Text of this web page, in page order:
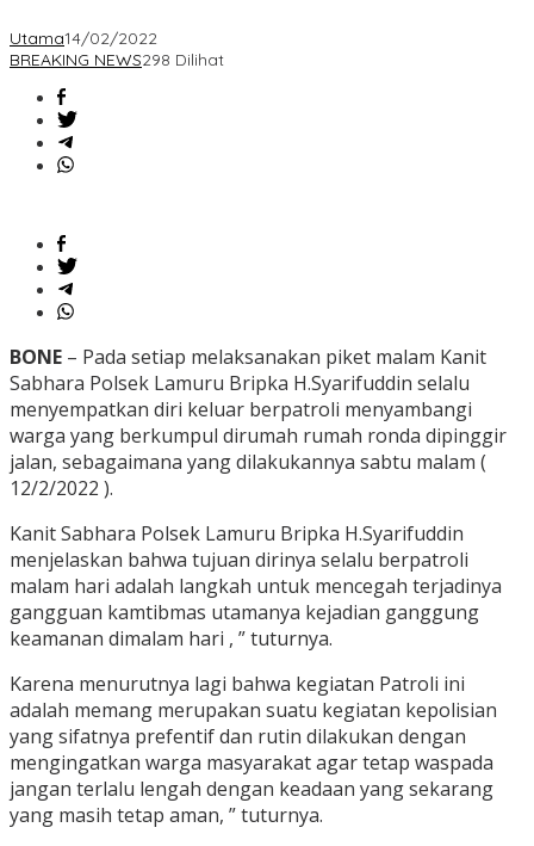
Utama14/02/2022
BREAKING NEWS298 Dilihat
BONE – Pada setiap melaksanakan piket malam Kanit
Sabhara Polsek Lamuru Bripka H.Syarifuddin selalu
menyempatkan diri keluar berpatroli menyambangi
warga yang berkumpul dirumah rumah ronda dipinggir
jalan, sebagaimana yang dilakukannya sabtu malam (
12/2/2022 ).
Kanit Sabhara Polsek Lamuru Bripka H.Syarifuddin
menjelaskan bahwa tujuan dirinya selalu berpatroli
malam hari adalah langkah untuk mencegah terjadinya
gangguan kamtibmas utamanya kejadian ganggung
keamanan dimalam hari , ” tuturnya.
Karena menurutnya lagi bahwa kegiatan Patroli ini
adalah memang merupakan suatu kegiatan kepolisian
yang sifatnya prefentif dan rutin dilakukan dengan
mengingatkan warga masyarakat agar tetap waspada
jangan terlalu lengah dengan keadaan yang sekarang
yang masih tetap aman, ” tuturnya.